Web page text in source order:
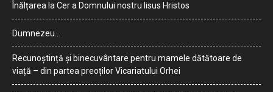
Înălțarea la Cer a Domnului nostru Iisus Hristos
Dumnezeu…
Recunoștință și binecuvântare pentru mamele dătătoare de
viață – din partea preoților Vicariatului Orhei